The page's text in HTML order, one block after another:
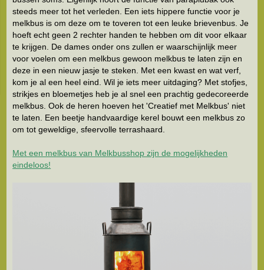
steeds meer tot het verleden. Een iets hippere functie voor je
melkbus is om deze om te toveren tot een leuke brievenbus. Je
hoeft echt geen 2 rechter handen te hebben om dit voor elkaar
te krijgen. De dames onder ons zullen er waarschijnlijk meer
voor voelen om een melkbus gewoon melkbus te laten zijn en
deze in een nieuw jasje te steken. Met een kwast en wat verf,
kom je al een heel eind. Wil je iets meer uitdaging? Met stofjes,
strikjes en bloemetjes heb je al snel een prachtig gedecoreerde
melkbus. Ook de heren hoeven het 'Creatief met Melkbus' niet
te laten. Een beetje handvaardige kerel bouwt een melkbus zo
om tot geweldige, sfeervolle terrashaard.
Met een melkbus van Melkbusshop zijn de mogelijkheden
eindeloos!